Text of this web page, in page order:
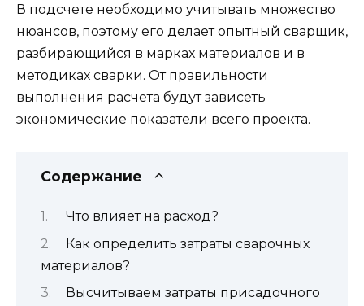
В подсчете необходимо учитывать множество
нюансов, поэтому его делает опытный сварщик,
разбирающийся в марках материалов и в
методиках сварки. От правильности
выполнения расчета будут зависеть
экономические показатели всего проекта.
Содержание
Что влияет на расход?
Как определить затраты сварочных
материалов?
Высчитываем затраты присадочного